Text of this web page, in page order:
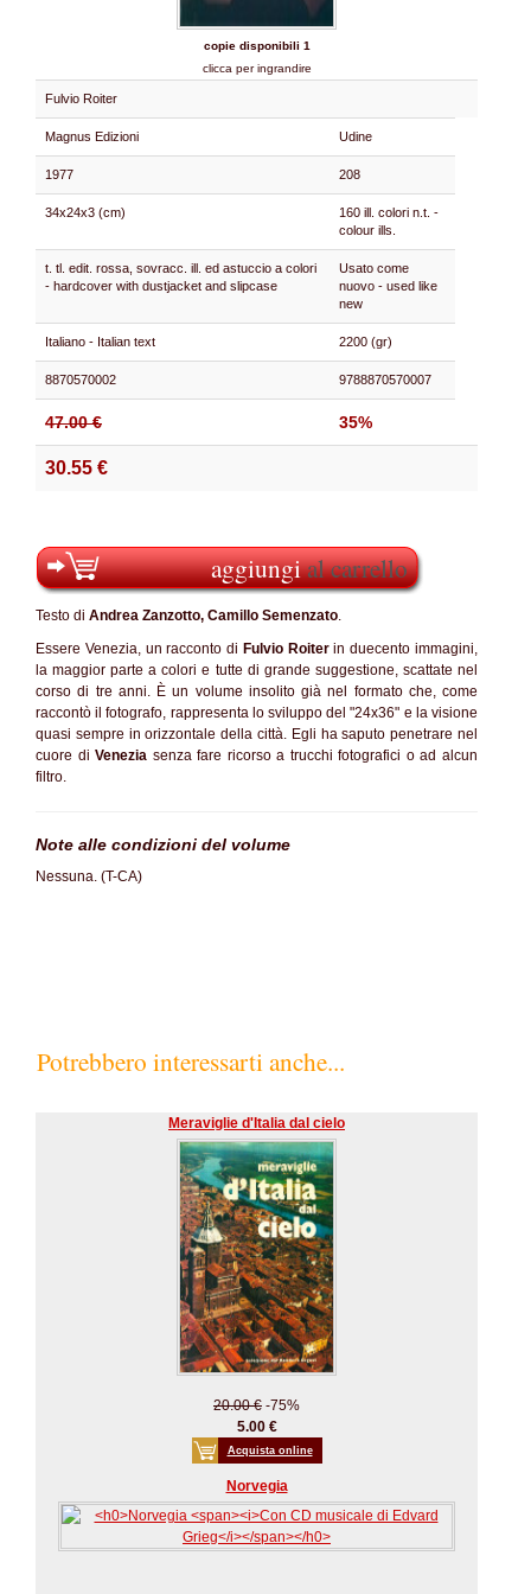
copie disponibili 1
clicca per ingrandire
Fulvio Roiter
Magnus Edizioni Udine
1977 208
34x24x3 (cm)
160 ill. colori n.t. -
colour ills.
t. tl. edit. rossa, sovracc. ill. ed astuccio a colori
- hardcover with dustjacket and slipcase
Usato come
nuovo - used like
new
Italiano - Italian text 2200 (gr)
8870570002 9788870570007
47.00 € 35%
30.55 €
aggiungial carrello
Testo di Andrea Zanzotto, Camillo Semenzato.
Essere Venezia, un racconto di Fulvio Roiterin duecento immagini,
la maggior parte a colori e tutte di grande suggestione, scattate nel
corso di tre anni. È un volume insolito già nel formato che, come
raccontò il fotografo, rappresenta lo sviluppo del "24x36" e la visione
quasi sempre in orizzontale della città. Egli ha saputo penetrare nel
cuore diVenezia senza fare ricorso a trucchi fotografici o ad alcun
filtro.
Note alle condizioni del volume
Nessuna. (T-CA)
Potrebbero interessarti anche...
Meraviglie d'Italia dal cielo
20.00 € -75%
5.00 €
Acquista online
Norvegia